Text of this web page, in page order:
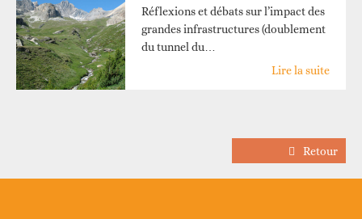
Réflexions et débats sur l’impact des
grandes infrastructures (doublement
du tunnel du…
Lire la suite
Retour